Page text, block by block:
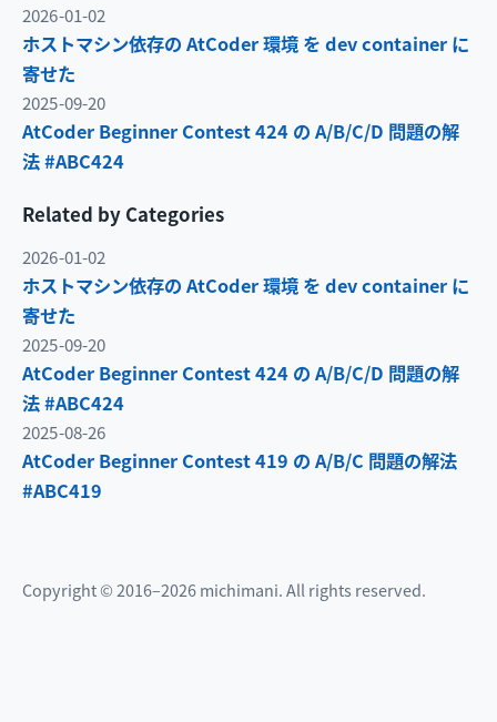
2026-01-02
ホストマシン依存の AtCoder 環境 を dev container に
寄せた
2025-09-20
AtCoder Beginner Contest 424 の A/B/C/D 問題の解
法 #ABC424
Related by Categories
2026-01-02
ホストマシン依存の AtCoder 環境 を dev container に
寄せた
2025-09-20
AtCoder Beginner Contest 424 の A/B/C/D 問題の解
法 #ABC424
2025-08-26
AtCoder Beginner Contest 419 の A/B/C 問題の解法
#ABC419
Copyright © 2016–2026 michimani. All rights reserved.